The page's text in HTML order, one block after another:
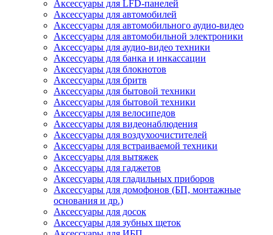
Аксессуары для LFD-панелей
Аксессуары для автомобилей
Аксессуары для автомобильного аудио-видео
Аксессуары для автомобильной электроники
Аксессуары для аудио-видео техники
Аксессуары для банка и инкассации
Аксессуары для блокнотов
Аксессуары для бритв
Аксессуары для бытовой техники
Аксессуары для бытовой техники
Аксессуары для велосипедов
Аксессуары для видеонаблюдения
Аксессуары для воздухоочистителей
Аксессуары для встраиваемой техники
Аксессуары для вытяжек
Аксессуары для гаджетов
Аксессуары для гладильных приборов
Аксессуары для домофонов (БП, монтажные
основания и др.)
Аксессуары для досок
Аксессуары для зубных щеток